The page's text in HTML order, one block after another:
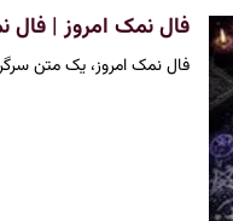
فال نمک امروز | فال نمک
فال نمک امروز، یک متن